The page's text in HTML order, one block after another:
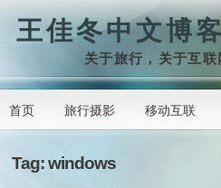
王佳冬中文博
关于旅行，关于互联
首页 旅行摄影 移动互联
Tag: windows